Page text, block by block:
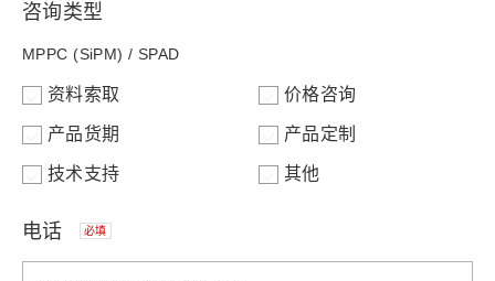
咨询类型
MPPC (SiPM) / SPAD
资料索取 价格咨询
产品货期 产品定制
技术支持 其他
电话 必填